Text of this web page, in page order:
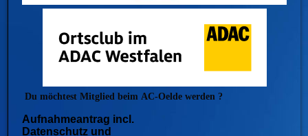
Du möchtest Mitglied beimAC-Oelde werden ?
Aufnahmeantrag incl.
Datenschutz und